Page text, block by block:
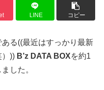
LINE コピー
る((最近はすっかり最新
）)) B’z DATA BOXを約1
した。